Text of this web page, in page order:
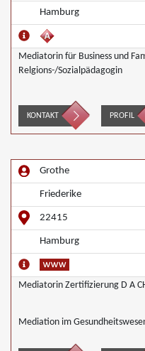
Hamburg
Mediatorin für Business und
Relgions-/Sozialpädagogin
KONTAKT PROFIL
Grothe
Friederike
22415
Hamburg
Mediatorin Zertifizierung D A
Mediation im